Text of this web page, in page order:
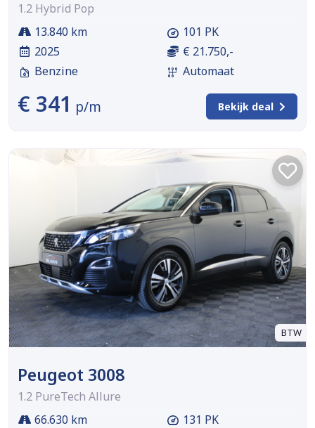
1.2 Hybrid Pop
13.840 km
2025
Benzine
101 PK
€ 21.750,-
Automaat
€ 341 p/m Bekijk deal
BTW
Peugeot 3008
1.2 PureTech Allure
66.630 km
131 PK